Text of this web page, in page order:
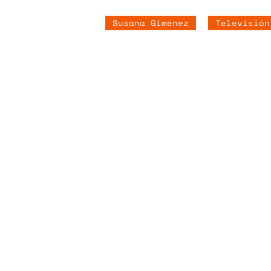
Susana Giménez Televisión